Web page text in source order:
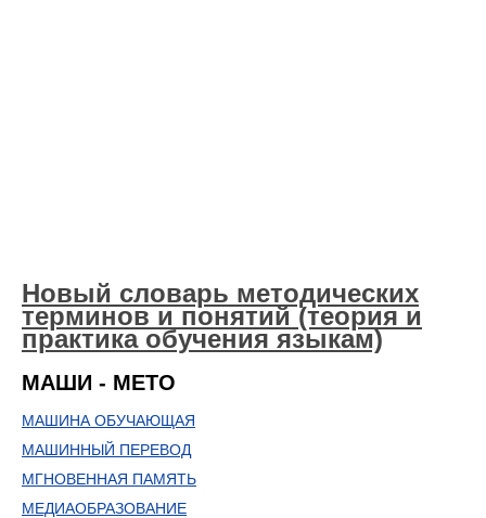
Новый словарь методических
терминов и понятий (теория и
практика обучения языкам)
МАШИ - МЕТО
МАШИНА ОБУЧАЮЩАЯ
МАШИННЫЙ ПЕРЕВОД
МГНОВЕННАЯ ПАМЯТЬ
МЕДИАОБРАЗОВАНИЕ